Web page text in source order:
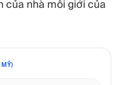
của nhà môi giới của